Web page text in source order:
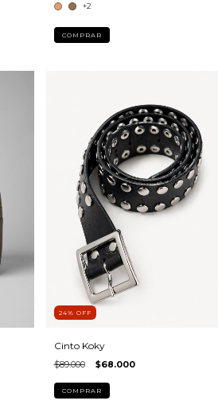
+2
COMPRAR
24% OFF
Cinto Koky
$89.000 $68.000
COMPRAR